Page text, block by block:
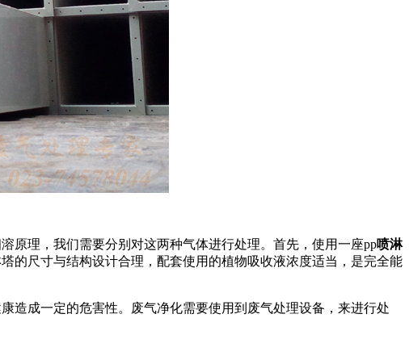
原理，我们需要分别对这两种气体进行处理。首先，使用一座pp喷淋
的尺寸与结构设计合理，配套使用的植物吸收液浓度适当，是完全能
造成一定的危害性。废气净化需要使用到废气处理设备，来进行处